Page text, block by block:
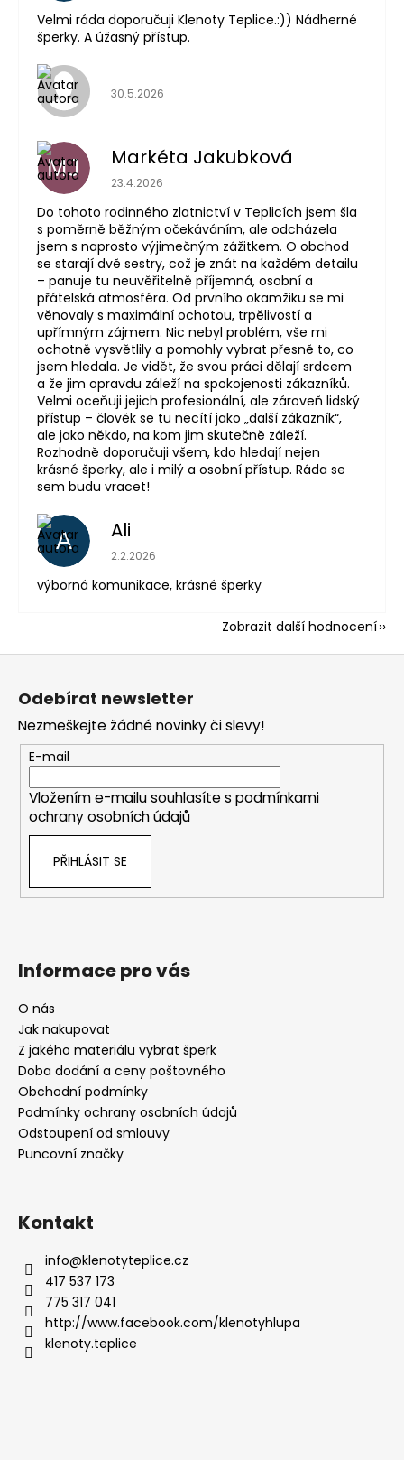
Velmi ráda doporučuji Klenoty Teplice.:)) Nádherné
šperky. A úžasný přístup.
Hodnocení obchodu je 5 z 5 hvězdiček.
30.5.2026
MJ Markéta Jakubková
Hodnocení obchodu je 5 z 5 hvězdiček.
23.4.2026
Do tohoto rodinného zlatnictví v Teplicích jsem šla
s poměrně běžným očekáváním, ale odcházela
jsem s naprosto výjimečným zážitkem. O obchod
se starají dvě sestry, což je znát na každém detailu
– panuje tu neuvěřitelně příjemná, osobní a
přátelská atmosféra. Od prvního okamžiku se mi
věnovaly s maximální ochotou, trpělivostí a
upřímným zájmem. Nic nebyl problém, vše mi
ochotně vysvětlily a pomohly vybrat přesně to, co
jsem hledala. Je vidět, že svou práci dělají srdcem
a že jim opravdu záleží na spokojenosti zákazníků.
Velmi oceňuji jejich profesionální, ale zároveň lidský
přístup – člověk se tu necítí jako „další zákazník“,
ale jako někdo, na kom jim skutečně záleží.
Rozhodně doporučuji všem, kdo hledají nejen
krásné šperky, ale i milý a osobní přístup. Ráda se
sem budu vracet!
A Ali
Hodnocení obchodu je 5 z 5 hvězdiček.
2.2.2026
výborná komunikace, krásné šperky
Zobrazit další hodnocení
Z
Odebírat newsletter
Nezmeškejte žádné novinky či slevy!
E-mail
Vložením e-mailu souhlasíte s podmínkami
ochrany osobních údajů
PŘIHLÁSIT SE
Informace pro vás
O nás
Jak nakupovat
Z jakého materiálu vybrat šperk
Doba dodání a ceny poštovného
Obchodní podmínky
Podmínky ochrany osobních údajů
Odstoupení od smlouvy
Puncovní značky
Kontakt
info@klenotyteplice.cz
417 537 173
775 317 041
http://www.facebook.com/klenotyhlupa
klenoty.teplice